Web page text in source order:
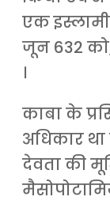
एक इस्लामी
जून 632
।
काबा के
अधिकार
देवता की